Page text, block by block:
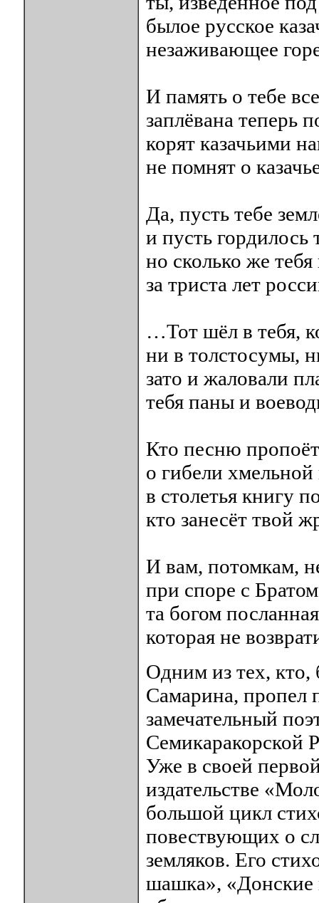
былое русское
незаживающее
И память о тебе
заплёвана теперь
корят казачьими
не помнят о
Да, пусть тебе
и пусть гордилось
но сколько же
за триста лет
…Тот шёл в тебя,
ни в толстосумы,
зато и жаловали
тебя паны и
Кто песню
о гибели
в столетья книгу
кто занесёт твой
И вам, потомкам,
при споре с
та богом
которая не
Одним из тех,
Самарина, пропел
замечательный
Семикаракорской
Уже в своей
издательстве
большой цикл
повествующих о
земляков. Его
шашка», «Донские